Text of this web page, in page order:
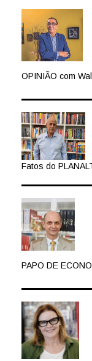
OPINIÃO com
Fatos do
PAPO DE